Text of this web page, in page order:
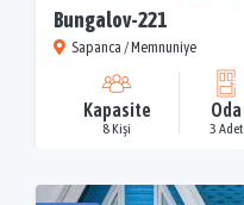
Bungalov-221
Sapanca / Memnuniye
Kapasite
8 Kişi
Oda
3 Adet